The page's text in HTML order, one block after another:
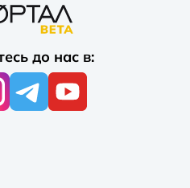
до нас в: